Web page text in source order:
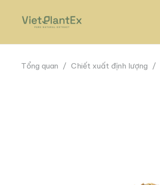
Tổng quan / Chiết xuất định lượng /